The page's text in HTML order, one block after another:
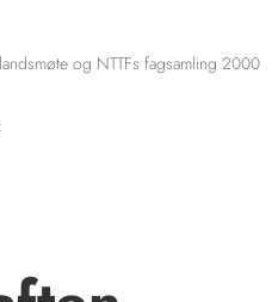
og NTTFs fagsamling 2000